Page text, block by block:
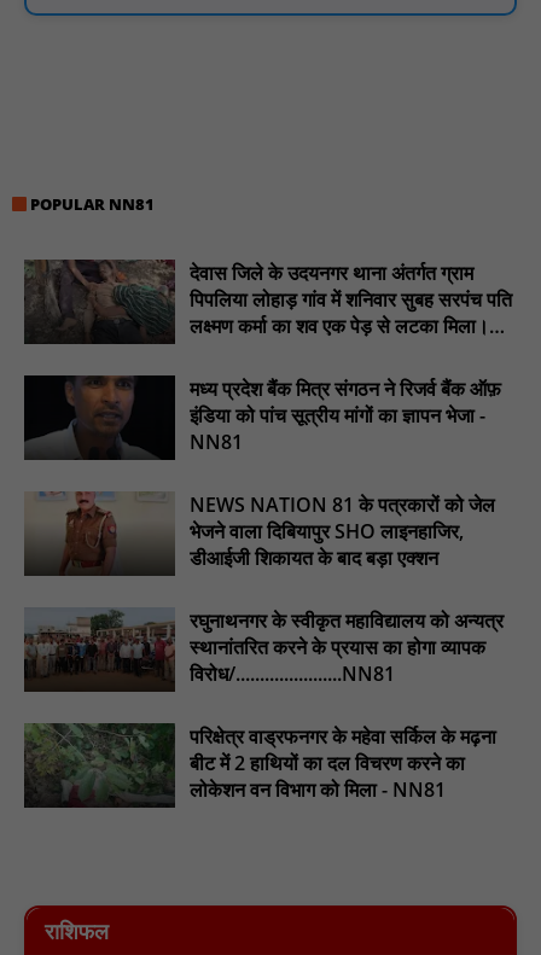
माँ के नाम' अभियान में हुआ वृक्षारोपण : NN81
अभियान के बदलावों और तकनीकी प्रबंधन की दी गई विस्तृत जानकारी :
हरिनगर में सीसी इंटरलॉकिंग सड़क निर्माण कार्य का विधायक ललित यादव ने
किया उद्घाटन : NN81
पिड़ावा में आगामी त्योहारों को लेकर शांति समिति की बैठक आयोजित : NN81
.डिप्टी चीफ मिनिस्टर सुमित्राताई पवार से वर्धा जिले में NCP वर्कर्स से
मुलाकात की : NN81
सदर विधायक प्रकाश द्विवेदी ने लगभग ₹4.30 करोड़ की विकास परियोजनाओं
POPULAR NN81
देवास जिले के उदयनगर थाना अंतर्गत ग्राम
पिपलिया लोहाड़ गांव में शनिवार सुबह सरपंच पति
लक्ष्मण कर्मा का शव एक पेड़ से लटका मिला।
मध्य प्रदेश बैंक मित्र संगठन ने रिजर्व बैंक ऑफ़
इंडिया को पांच सूत्रीय मांगों का ज्ञापन भेजा -
NN81
NEWS NATION 81 के पत्रकारों को जेल
भेजने वाला दिबियापुर SHO लाइनहाजिर,
डीआईजी शिकायत के बाद बड़ा एक्शन
रघुनाथनगर के स्वीकृत महाविद्यालय को अन्यत्र
स्थानांतरित करने के प्रयास का होगा व्यापक
विरोध/......................NN81
परिक्षेत्र वाड्रफनगर के महेवा सर्किल के मढ़ना
बीट में 2 हाथियों का दल विचरण करने का
लोकेशन वन विभाग को मिला - NN81
राशिफल